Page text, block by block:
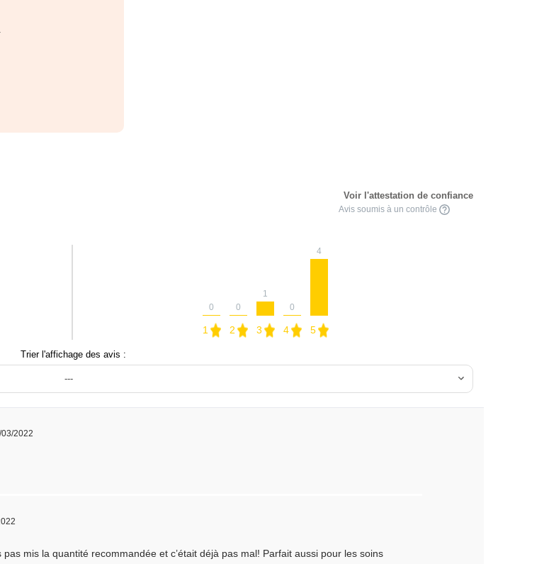
Voir l'attestation de confiance
Avis soumis à un contrôle
1
0
2
0
3
1
4
0
5
4
Trier l'affichage des avis :
---
2022
mis la quantité recommandée et c’était déjà pas mal! Parfait aussi pour les soins